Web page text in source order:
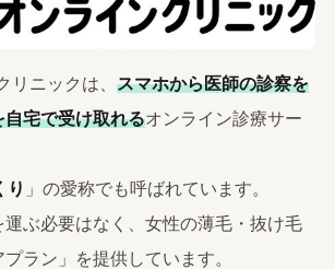
リニックは、 スマホから医師の診察を
宅で受け取れるオンライン診療サー
り 」の愛称でも呼ばれています。
運ぶ必要はなく、女性の薄毛・抜け毛
ラン」を提供しています。